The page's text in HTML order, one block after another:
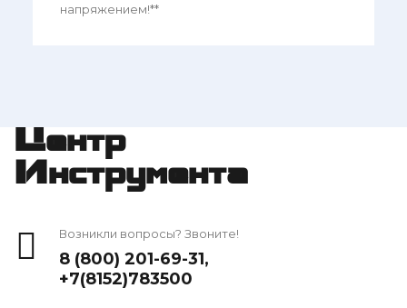
напряжением!**
Центр
Инструмента
Возникли вопросы? Звоните!
8 (800) 201-69-31,
+7(8152)783500